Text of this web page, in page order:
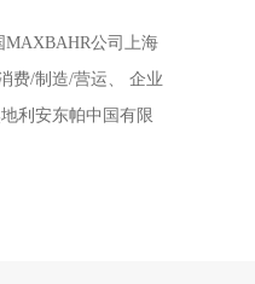
MAXBAHR公司上海
费/制造/营运、 企业
利安东帕中国有限